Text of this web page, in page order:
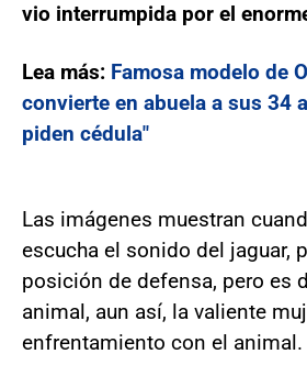
vio interrumpida por el
Lea más: Famosa modelo de
convierte en abuela a sus 34
piden cédula"
Las imágenes muestran
escucha el sonido del jaguar,
posición de defensa, pero es
animal, aun así, la valiente
enfrentamiento con el animal.